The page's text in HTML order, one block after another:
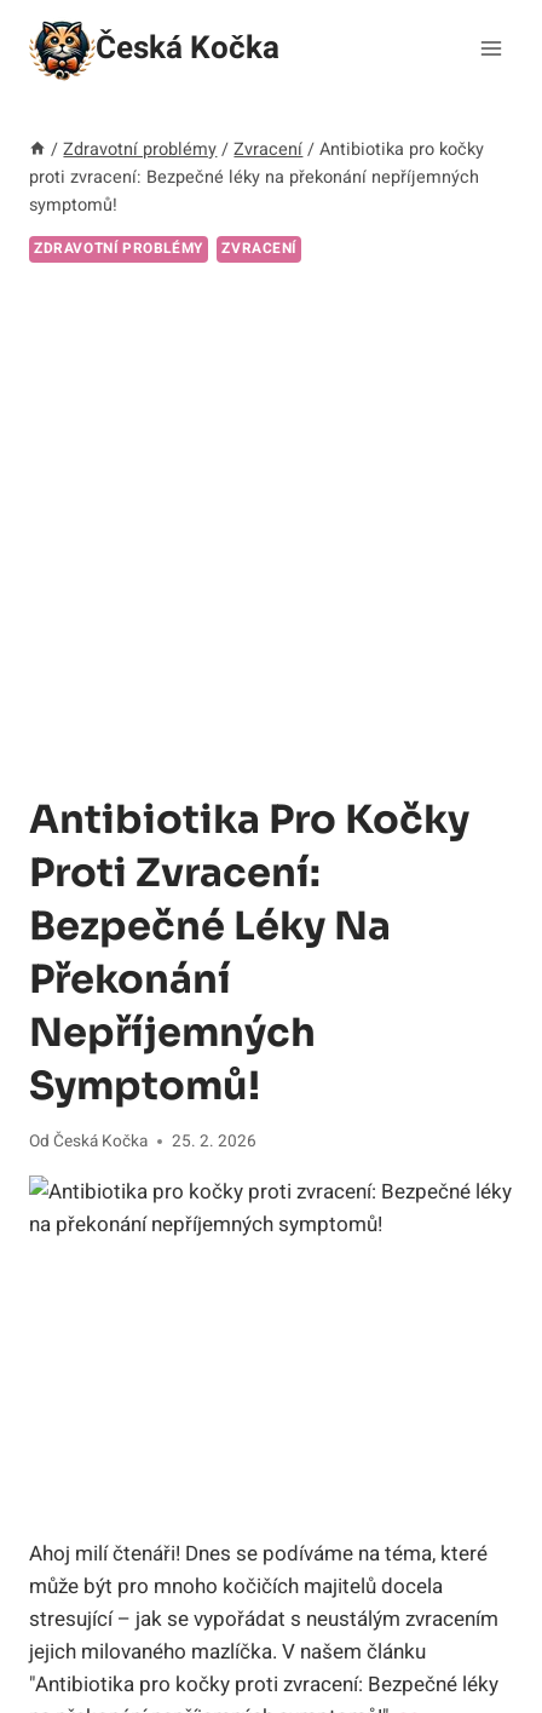
Přeskočit
obsah
Česká Kočka
/ Zdravotní problémy / Zvracení / Antibiotika pro kočky
proti zvracení: Bezpečné léky na překonání nepříjemných
symptomů!
ZDRAVOTNÍ PROBLÉMY ZVRACENÍ
Antibiotika Pro Kočky
Proti Zvracení:
Bezpečné Léky Na
Překonání
Nepříjemných
Symptomů!
Od Česká Kočka 25. 2. 2026
Ahoj milí⁢ čtenáři! Dnes se podíváme na téma,‌ které
může‌ být pro mnoho kočičích⁣ majitelů⁢ docela
stresující – ‌jak se vypořádat ​s neustálým zvracením
jejich milovaného​ mazlíčka. V našem⁤ článku
"Antibiotika pro kočky proti zvracení: Bezpečné ‍léky